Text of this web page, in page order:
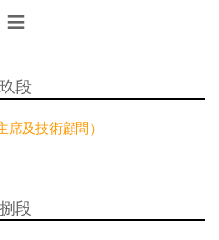
≡
玖段
席及技術顧問）
捌段